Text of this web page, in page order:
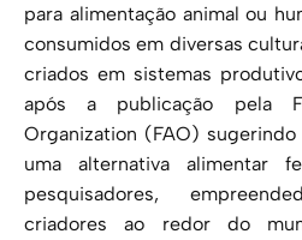
para alimentação animal ou
consumidos em diversas
criados em sistemas
após a publicação pela
Organization (FAO)
uma alternativa alimentar
pesquisadores,
criadores ao redor do